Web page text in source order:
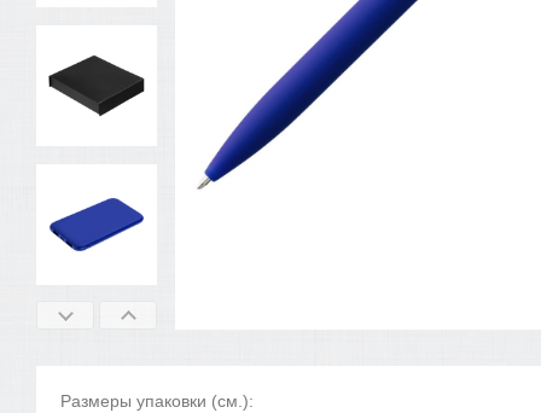
Размеры упаковки (см.):